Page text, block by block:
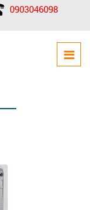
0903046098